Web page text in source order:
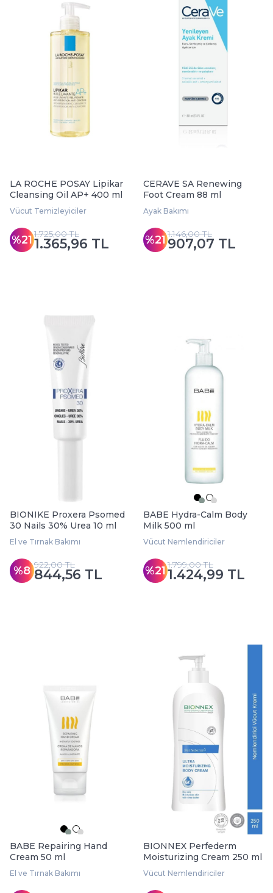
LA ROCHE POSAY Lipikar
Cleansing Oil AP+ 400 ml
Vücut Temizleyiciler
%211.365,96 TL
1.725,00 TL
CERAVE SA Renewing
Foot Cream 88 ml
Ayak Bakımı
%21 907,07 TL
1.146,00 TL
BIONIKE Proxera Psomed
30 Nails 30% Urea 10 ml
El ve Tırnak Bakımı
%8 844,56 TL
922,00 TL
BABE Hydra-Calm Body
Milk 500 ml
Vücut Nemlendiriciler
%211.424,99 TL
1.799,00 TL
BABE Repairing Hand
Cream 50 ml
El ve Tırnak Bakımı
BIONNEX Perfederm
Moisturizing Cream 250 ml
Vücut Nemlendiriciler